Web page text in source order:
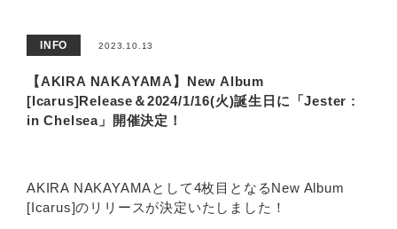
INFO 2023.10.13
【AKIRA NAKAYAMA】New Album
[Icarus]Release＆2024/1/16(火)誕生日に「Jester :
in Chelsea」開催決定！
AKIRA NAKAYAMAとして4枚目となるNew Album
[Icarus]のリリースが決定いたしました！